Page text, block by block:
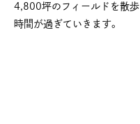
4,800坪のフィールドを散歩
時間が過ぎていきます。